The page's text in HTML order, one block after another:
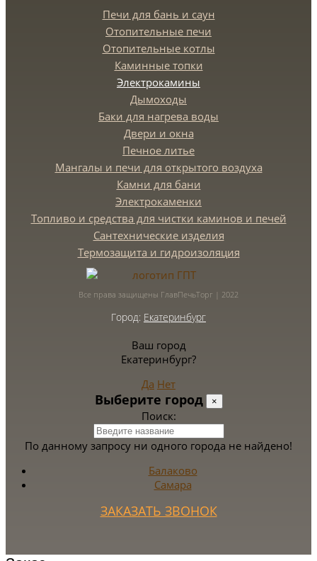
Печи для бань и саун
Отопительные печи
Отопительные котлы
Каминные топки
Электрокамины
Дымоходы
Баки для нагрева воды
Двери и окна
Печное литье
Мангалы и печи для открытого воздуха
Камни для бани
Электрокаменки
Топливо и средства для чистки каминов и печей
Сантехнические изделия
Термозащита и гидроизоляция
Все права защищены ГлавПечьТорг | 2022
Город: Екатеринбург
Ваш город
Екатеринбург?
Да Нет
Выберите город ×
Поиск:
По данному запросу ни одного города не найдено!
Балаково
Самара
ЗАКАЗАТЬ ЗВОНОК